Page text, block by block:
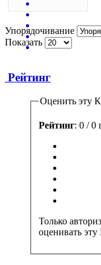
Упорядочивание
Показать
Рейтинг
Оценить эту
Рейтинг: 0 / 0
Только
оценивать